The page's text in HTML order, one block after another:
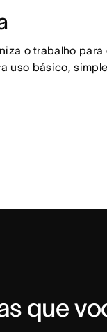
o trabalho
uso básico,
que